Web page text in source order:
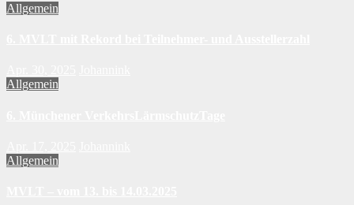
Allgemein
Allgemein
Allgemein